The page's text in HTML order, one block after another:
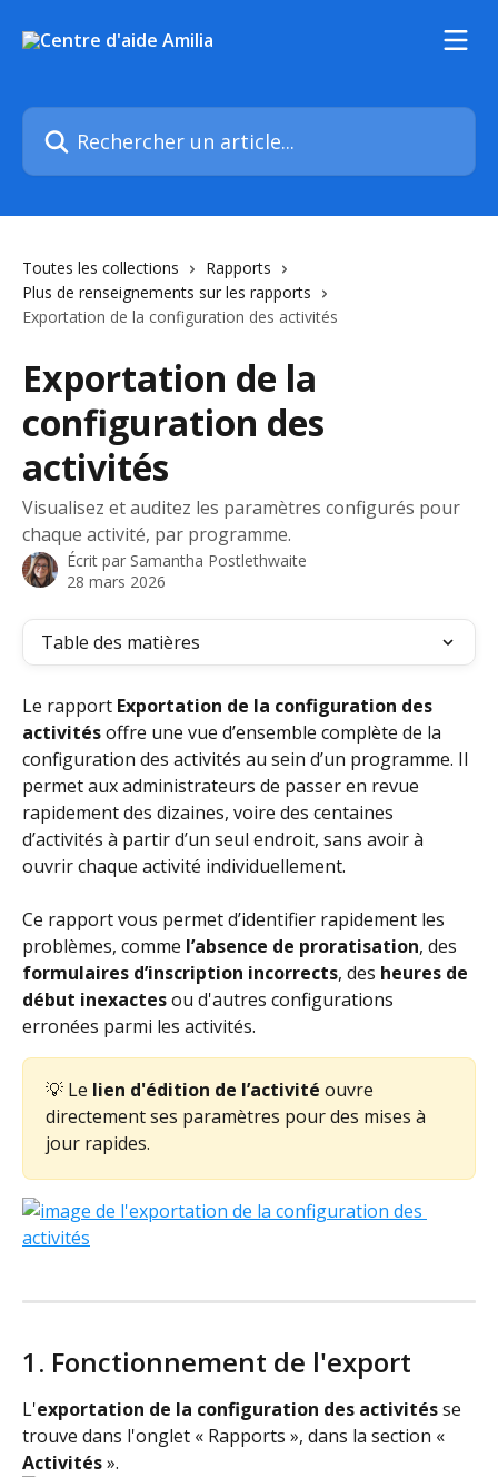
Rechercher un article...
Toutes les collections
Rapports
Plus de renseignements sur les rapports
Exportation de la configuration des activités
Exportation de la
configuration des
activités
Visualisez et auditez les paramètres configurés pour
chaque activité, par programme.
Écrit par Samantha Postlethwaite
28 mars 2026
Table des matières
Le rapport Exportation de la configuration des
activités offre une vue d’ensemble complète de la
configuration des activités au sein d’un programme. Il
permet aux administrateurs de passer en revue
rapidement des dizaines, voire des centaines
d’activités à partir d’un seul endroit, sans avoir à
ouvrir chaque activité individuellement.
Ce rapport vous permet d’identifier rapidement les
problèmes, comme l’absence de proratisation, des
formulaires d’inscription incorrects, des heures de
début inexactes ou d'autres configurations
erronées parmi les activités.
💡 Le lien d'édition de l’activité ouvre
directement ses paramètres pour des mises à
jour rapides.
1. Fonctionnement de l'export
L'exportation de la configuration des activités se
trouve dans l'onglet « Rapports », dans la section «
Activités ».